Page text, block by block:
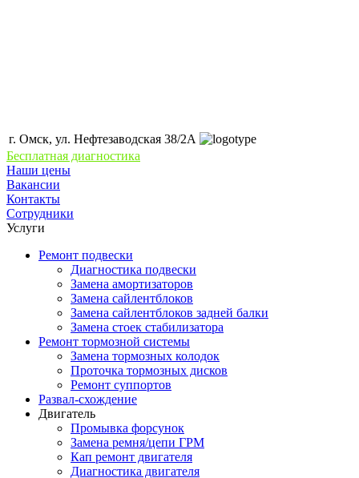
г. Омск, ул. Нефтезаводская 38/2А
Бесплатная диагностика
Наши цены
Вакансии
Контакты
Сотрудники
Услуги
Ремонт подвески
Диагностика подвески
Замена амортизаторов
Замена сайлентблоков
Замена сайлентблоков задней балки
Замена стоек стабилизатора
Ремонт тормозной системы
Замена тормозных колодок
Проточка тормозных дисков
Ремонт суппортов
Развал-схождение
Двигатель
Промывка форсунок
Замена ремня/цепи ГРМ
Кап ремонт двигателя
Диагностика двигателя